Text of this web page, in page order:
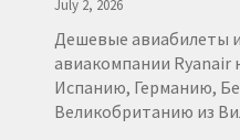
ИЗ
€
July 2, 2026
Дешевые авиабилеты
авиакомпании Ryanair
Испанию, Германию,
Великобританию из